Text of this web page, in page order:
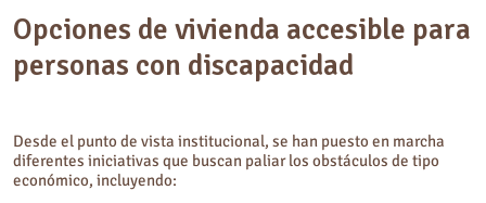
Opciones de vivienda accesible para
personas con discapacidad
Desde el punto de vista institucional, se han puesto en marcha
diferentes iniciativas que buscan paliar los obstáculos de tipo
económico, incluyendo: